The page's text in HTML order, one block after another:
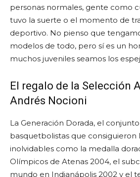
personas normales, gente como
tuvo la suerte o el momento de
deportivo. No pienso que
modelos de todo, pero sí es un
muchos juveniles seamos los
El regalo de la Selección
Andrés Nocioni
La Generación Dorada, el
basquetbolistas que consiguieron
inolvidables como la medalla
Olímpicos de Atenas 2004, el
mundo en Indianápolis 2002 y el